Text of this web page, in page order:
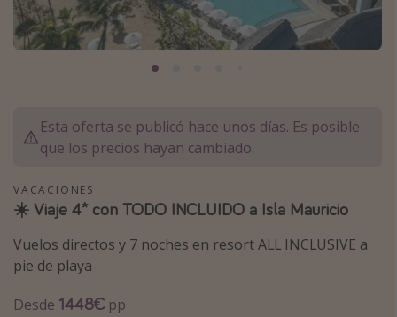
Marruecos
Islas Baleares
Maldivas
Inspiración para viajes
Camping
Glamping
Viajes en tren
Esta oferta se publicó hace unos días. Es posible
que los precios hayan cambiado.
VACACIONES
☀️ Viaje 4* con TODO INCLUIDO a Isla Mauricio
Vuelos directos y 7 noches en resort ALL INCLUSIVE a
pie de playa
Desde 1448€ pp